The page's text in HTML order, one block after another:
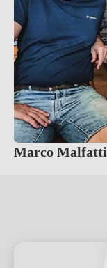
Marco Malfatti